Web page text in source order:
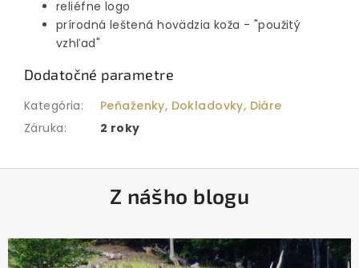
reliéfne logo
prírodná leštená hovädzia koža - "použitý
vzhľad"
Dodatočné parametre
Kategória:
Peňaženky, Dokladovky, Diáre
Záruka: 2 roky
ä
Z nášho blogu